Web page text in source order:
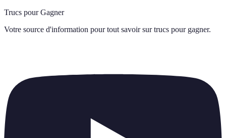
Trucs pour Gagner
Votre source d'information pour tout savoir sur trucs pour gagner.